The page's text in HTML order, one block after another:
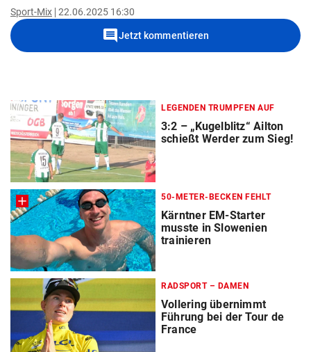
Sport-Mix 22.06.2025 16:30
commentJetzt kommentieren
LEGENDEN TRUMPFEN AUF
3:2 – „Kugelblitz“ Ailton
schießt Werder zum Sieg!
50-METER-BECKEN FEHLT
Kärntner EM-Starter
musste in Slowenien
trainieren
RADSPORT – DAMEN
Vollering übernimmt
Führung bei der Tour de
France